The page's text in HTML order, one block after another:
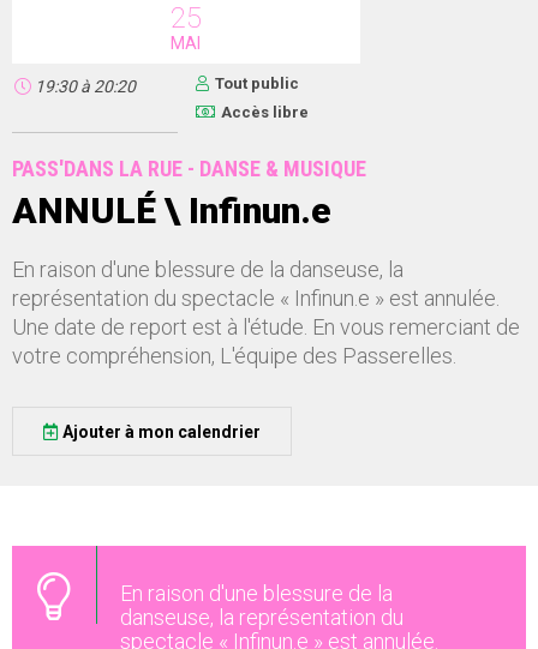
25
MAI
19:30à 20:20
Tout public
Accès libre
PASS'DANS LA RUE - DANSE & MUSIQUE
ANNULÉ \ Infinun.e
En raison d'une blessure de la danseuse, la
représentation du spectacle « Infinun.e » est annulée.
Une date de report est à l'étude. En vous remerciant de
votre compréhension, L'équipe des Passerelles.
Ajouter à mon calendrier
En raison d'une blessure de la
danseuse, la représentation du
spectacle « Infinun.e » est annulée.